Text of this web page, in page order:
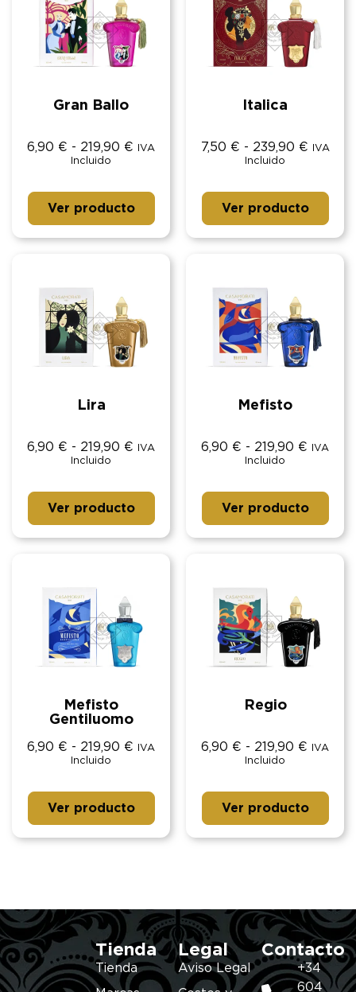
Gran Ballo
6,90 € - 219,90 €
IVA
Incluido
Ver producto
Italica
7,50 € - 239,90 €
IVA
Incluido
Ver producto
Lira
6,90 € - 219,90 €
IVA
Incluido
Ver producto
Mefisto
6,90 € - 219,90 €
IVA
Incluido
Ver producto
Mefisto
Gentiluomo
6,90 € - 219,90 €
IVA
Incluido
Ver producto
Regio
6,90 € - 219,90 €
IVA
Incluido
Ver producto
Tienda
Tienda
Legal
Aviso Legal
Contacto
+34
604